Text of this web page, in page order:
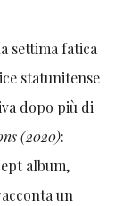
settima fatica
statunitense
dopo più di
(2020):
album,
un